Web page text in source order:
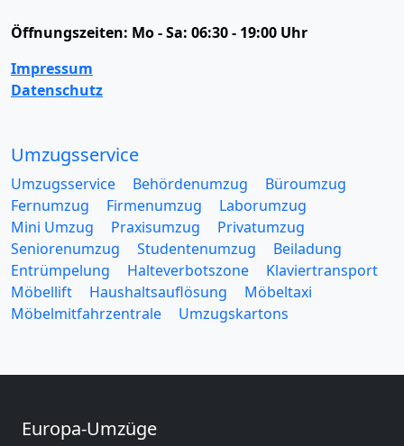
Öffnungszeiten: Mo - Sa: 06:30 - 19:00 Uhr
Impressum
Datenschutz
Umzugsservice
Umzugsservice Behördenumzug
Büroumzug
Fernumzug
Firmenumzug
Laborumzug
Mini Umzug
Praxisumzug
Privatumzug
Seniorenumzug
Studentenumzug
Beiladung
Entrümpelung
Halteverbotszone
Klaviertransport
Möbellift
Haushaltsauflösung
Möbeltaxi
Möbelmitfahrzentrale
Umzugskartons
Europa-Umzüge